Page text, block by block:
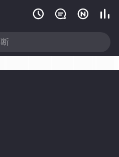
   